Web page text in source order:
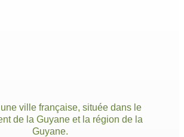
ville française, située dans le
de la Guyane et la région de la
Guyane.